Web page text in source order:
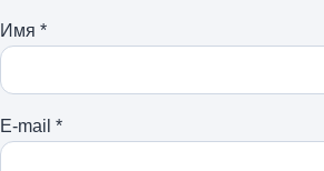
Имя *
E-mail *